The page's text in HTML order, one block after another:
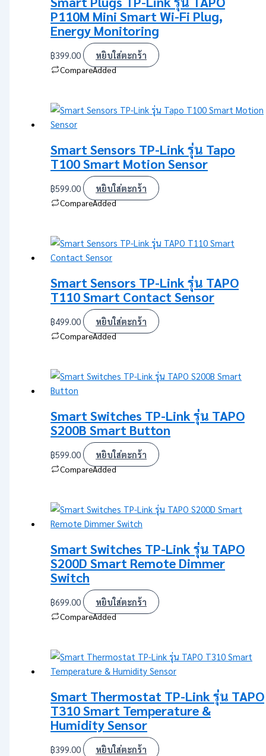
P110M Mini Smart Wi-Fi Plug,
Energy Monitoring
฿399.00 หยิบใส่ตะกร้า
CompareAdded
Smart Sensors TP-Link รุ่น Tapo
T100 Smart Motion Sensor
฿599.00 หยิบใส่ตะกร้า
CompareAdded
Smart Sensors TP-Link รุ่น TAPO
T110 Smart Contact Sensor
฿499.00 หยิบใส่ตะกร้า
CompareAdded
Smart Switches TP-Link รุ่น TAPO
S200B Smart Button
฿599.00 หยิบใส่ตะกร้า
CompareAdded
Smart Switches TP-Link รุ่น TAPO
S200D Smart Remote Dimmer
Switch
฿699.00 หยิบใส่ตะกร้า
CompareAdded
Smart Thermostat TP-Link รุ่น TAPO
T310 Smart Temperature &
Humidity Sensor
฿399.00 หยิบใส่ตะกร้า